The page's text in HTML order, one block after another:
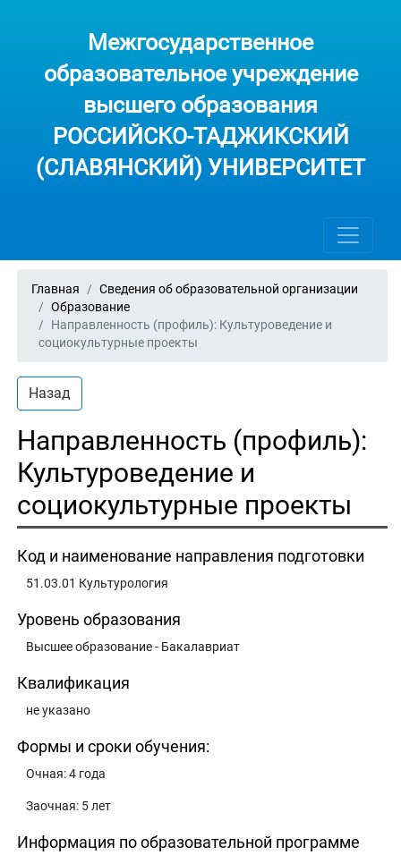
Межгосударственное
образовательное учреждение
высшего образования
РОССИЙСКО-ТАДЖИКСКИЙ
(СЛАВЯНСКИЙ) УНИВЕРСИТЕТ
Главная
Сведения об образовательной организации
Образование
Направленность (профиль): Культуроведение и
социокультурные проекты
Назад
Направленность (профиль):
Культуроведение и
социокультурные проекты
Код и наименование направления подготовки
51.03.01 Культурология
Уровень образования
Высшее образование - Бакалавриат
Квалификация
не указано
Формы и сроки обучения:
Очная: 4 года
Заочная: 5 лет
Информация по образовательной программе